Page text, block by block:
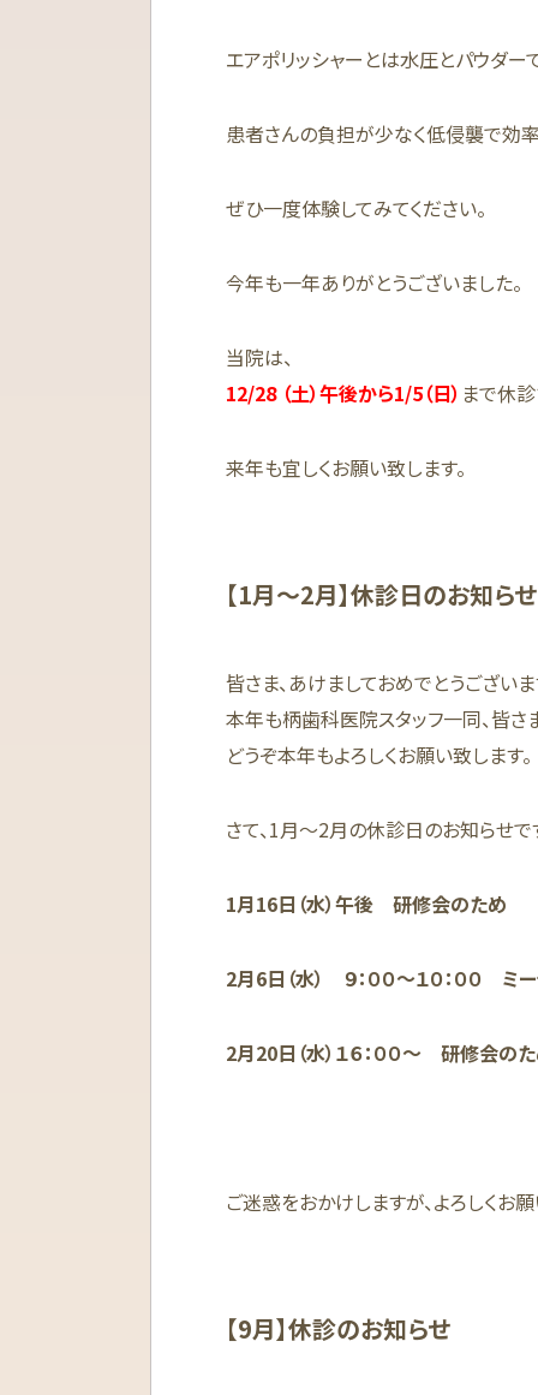
エアポリッシャーとは水圧とパウダー
患者さんの負担が少なく低侵襲で効率
ぜひ一度体験してみてください。
今年も一年ありがとうございました。
当院は、
12/28 （土）午後から1/5（日） まで休
来年も宜しくお願い致します。
【1月〜2月】休診日のお知らせ
皆さま、あけましておめでとうございま
本年も柄歯科医院スタッフ一同、皆さ
どうぞ本年もよろしくお願い致します。
さて、1月〜2月の休診日のお知らせで
1月16日（水）午後 研修会のため
2月6日（水） ９：００〜１０：００ ミ
2月20日（水）１６：００〜 研修会の
ご迷惑をおかけしますが、よろしくお願
【9月】休診のお知らせ